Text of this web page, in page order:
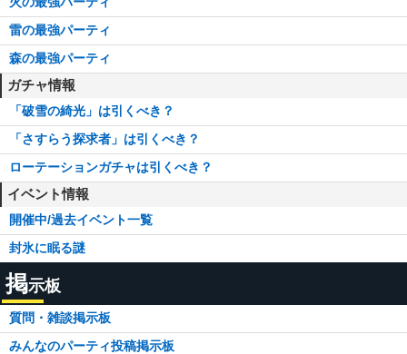
雷の最強パーティ
森の最強パーティ
ガチャ情報
「破雪の綺光」は引くべき？
「さすらう探求者」は引くべき？
ローテーションガチャは引くべき？
イベント情報
開催中/過去イベント一覧
封氷に眠る謎
掲示板
質問・雑談掲示板
みんなのパーティ投稿掲示板